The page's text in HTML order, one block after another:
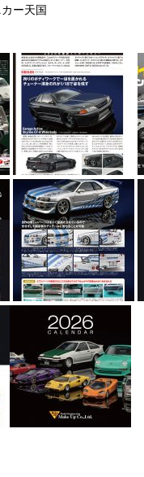
ー天国